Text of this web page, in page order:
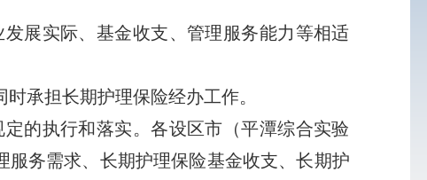
展实际、基金收支、管理服务能力等相适
承担长期护理保险经办工作。
的执行和落实。各设区市（平潭综合实验
务需求、长期护理保险基金收支、长期护